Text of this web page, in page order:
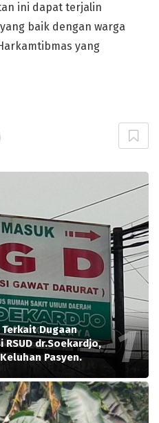
ini dapat terjalin
baik dengan warga
yang
Terkait Dugaan
dr.Soekardjo,
Pasyen.